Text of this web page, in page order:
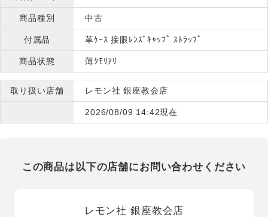
商品種別 中古
付属品 革ｹｰｽ 接眼ﾚﾝｽﾞｷｬｯﾌﾟ ｽﾄﾗｯﾌﾟ
商品状態 薄ｸﾓﾘｱﾘ
取り扱い店舗 レモン社 銀座教会店
2026/08/09 14:42現在
この商品は以下の店舗にお問い合わせください
レモン社 銀座教会店